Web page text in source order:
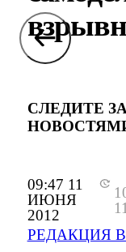
09:47 11
ИЮНЯ
2012
РЕДАКЦИЯ
СЛЕДИТЕ ЗА